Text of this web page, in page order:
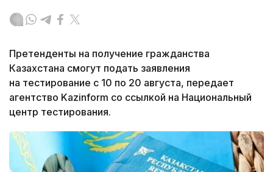
Претенденты на получение гражданства
Казахстана смогут подать заявления
на тестирование с 10 по 20 августа, передает
агентство Kazinform со ссылкой на Национальный
центр тестирования.